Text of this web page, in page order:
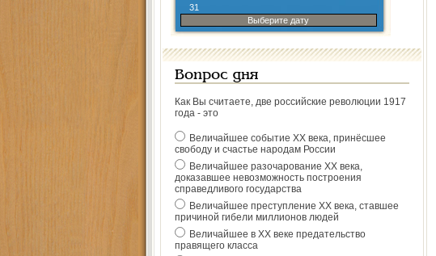
31
Выберите дату
Вопрос дня
Как Вы считаете, две российские революции 1917
года - это
Величайшее событие ХХ века, принёсшее
свободу и счастье народам России
Величайшее разочарование ХХ века,
доказавшее невозможность построения
справедливого государства
Величайшее преступление ХХ века, ставшее
причиной гибели миллионов людей
Величайшее в ХХ веке предательство
правящего класса